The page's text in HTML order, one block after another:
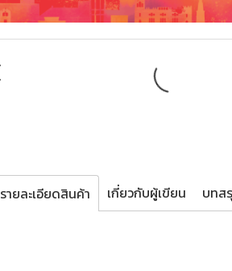
รายละเอียดสินค้า เกี่ยวกับผู้เขียน บทส